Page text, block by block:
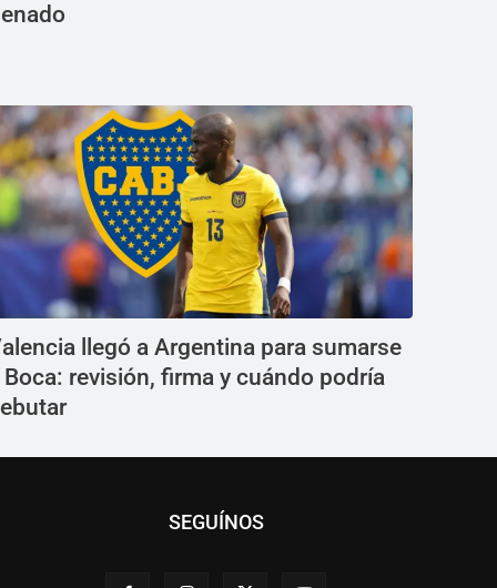
llegó a Argentina para sumarse
Boca: revisión, firma y cuándo podría
SEGUÍNOS